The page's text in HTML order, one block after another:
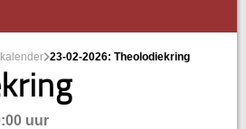
23-02-2026: Theolodiekring
uur